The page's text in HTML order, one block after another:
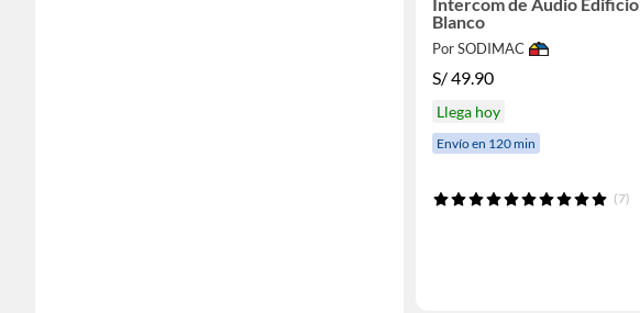
Blanco
Por SODIMAC
S/49.90
Llega hoy
Envío en 120 min
(7)